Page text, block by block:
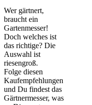
Wer gärtnert,
braucht ein
Gartenmesser!
Doch welches ist
das richtige? Die
Auswahl ist
riesengroß.
Folge diesen
Kaufempfehlungen
und Du findest das
Gärtnermesser, was